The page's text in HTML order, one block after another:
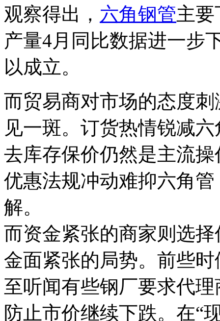
观察得出， 六角钢管主
产量4月同比数据进一步
以成立。
而贸易商对市场的态度
见一斑。订货热情锐减
去库存保价仍然是主流
优惠法规冲动难抑六角
解。
而资金紧张的商家则选
金面紧张的局势。前些
至听闻有些钢厂要求代
防止市价继续下跌。在“